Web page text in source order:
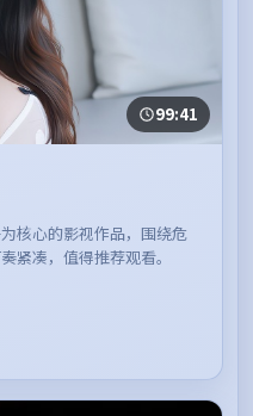
99:41
核心的影视作品，围绕危
紧凑，值得推荐观看。